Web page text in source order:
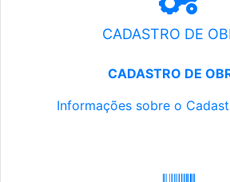
CADASTRO DE
CADASTRO DE
Informações sobre o